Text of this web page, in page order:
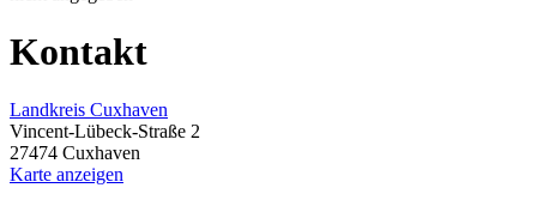
Kontakt
Landkreis Cuxhaven
Vincent-Lübeck-Straße 2
27474 Cuxhaven
Karte anzeigen